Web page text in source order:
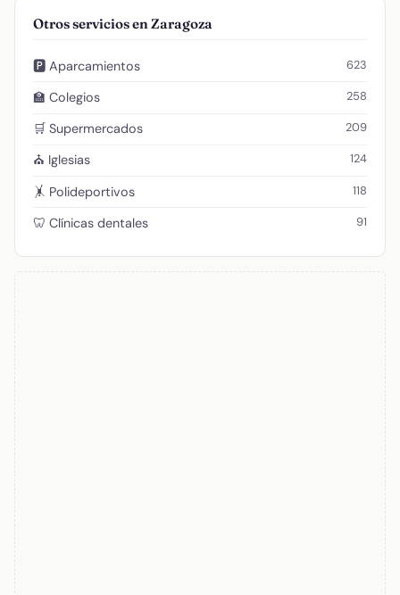
Otros servicios en Zaragoza
🅿️ Aparcamientos 623
🏫 Colegios 258
🛒 Supermercados 209
⛪ Iglesias 124
🤸 Polideportivos 118
🦷 Clínicas dentales 91